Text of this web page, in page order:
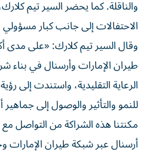
والناقلة. كما يحضر السير تيم
الاحتفالات إلى جانب كبار
وقال السير تيم كلارك: «على
طيران الإمارات وأرسنال في
الرعاية التقليدية، واستندت إلى
للنمو والتأثير والوصول إلى
مكنتنا هذه الشراكة من التواصل
أرسنال عبر شبكة طيران الإمارات